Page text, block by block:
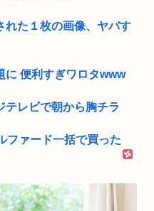
れた１枚の画像、ヤバす
に 便利すぎワロタwww
テレビで朝から胸チラ
ファード一括で買った